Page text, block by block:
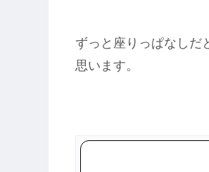
ずっと座りっぱなしだ
思います。